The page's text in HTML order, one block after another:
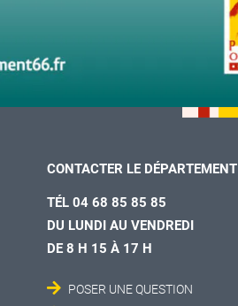
CONTACTER LE DÉPARTEMENT
TÉL 04 68 85 85 85
DU LUNDI AU VENDREDI
DE 8 H 15 À 17 H
POSER UNE QUESTION